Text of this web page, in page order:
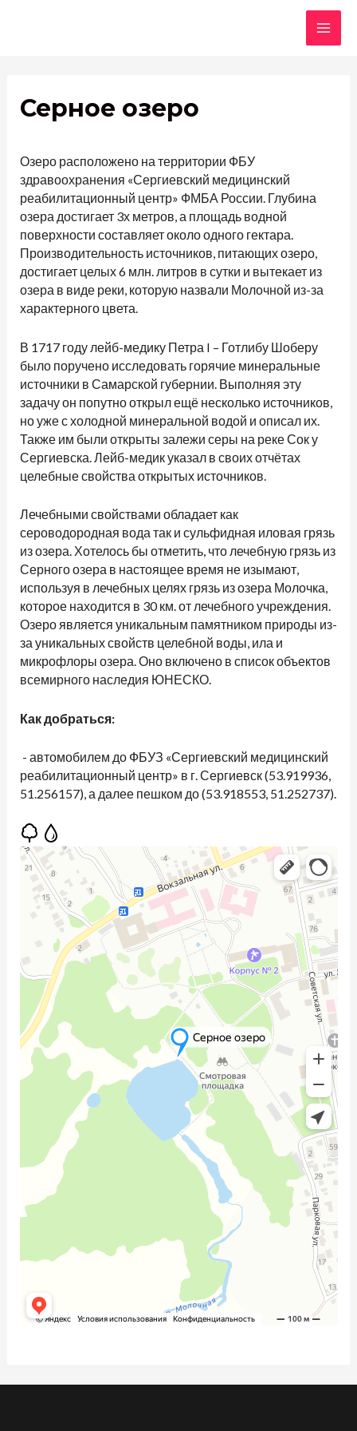
Серное озеро
Озеро расположено на территории ФБУ
здравоохранения «Сергиевский медицинский
реабилитационный центр» ФМБА России. Глубина
озера достигает 3х метров, а площадь водной
поверхности составляет около одного гектара.
Производительность источников, питающих озеро,
достигает целых 6 млн. литров в сутки и вытекает из
озера в виде реки, которую назвали Молочной из-за
характерного цвета.
В 1717 году лейб-медику Петра I – Готлибу Шоберу
было поручено исследовать горячие минеральные
источники в Самарской губернии. Выполняя эту
задачу он попутно открыл ещё несколько источников,
но уже с холодной минеральной водой и описал их.
Также им были открыты залежи серы на реке Сок у
Сергиевска. Лейб-медик указал в своих отчётах
целебные свойства открытых источников.
Лечебными свойствами обладает как
сероводородная вода так и сульфидная иловая грязь
из озера. Хотелось бы отметить, что лечебную грязь из
Серного озера в настоящее время не изымают,
используя в лечебных целях грязь из озера Молочка,
которое находится в 30 км. от лечебного учреждения.
Озеро является уникальным памятником природы из-
за уникальных свойств целебной воды, ила и
микрофлоры озера. Оно включено в список объектов
всемирного наследия ЮНЕСКО.
Как добраться:
- автомобилем до ФБУЗ «Сергиевский медицинский
реабилитационный центр» в г. Сергиевск (53.919936,
51.256157), а далее пешком до (53.918553, 51.252737).